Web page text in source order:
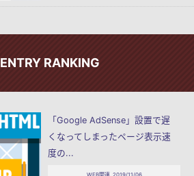
ENTRY RANKING
「Google AdSense」設置で遅
くなってしまったページ表示速
度の...